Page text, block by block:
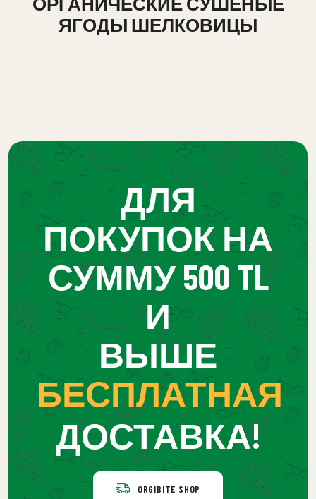
ЯГОДЫ ШЕЛКОВИЦЫ
ДЛЯ
ПОКУПОК НА
СУММУ 500 TL
И
ВЫШЕ
БЕСПЛАТНАЯ
ДОСТАВКА!
ORGIBITE SHOP